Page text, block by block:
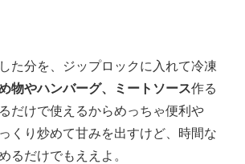
た分を、ジップロックに入れて冷凍
物やハンバーグ、ミートソース作る
だけで使えるからめっちゃ便利や
くり炒めて甘みを出すけど、時間な
るだけでもええよ。